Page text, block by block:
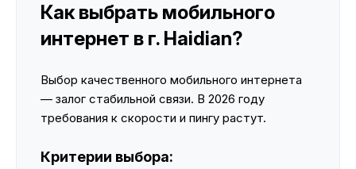
Как выбрать мобильного
интернет в г. Haidian?
Выбор качественного мобильного интернета
— залог стабильной связи. В 2026 году
требования к скорости и пингу растут.
Критерии выбора: